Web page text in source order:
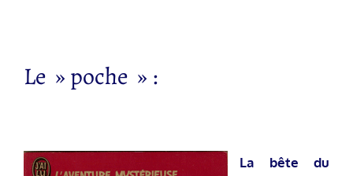
Le » poche » :
La bête du